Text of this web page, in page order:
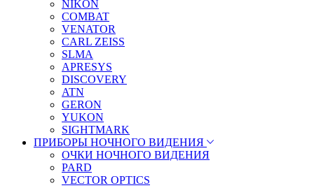
NIKON
COMBAT
VENATOR
CARL ZEISS
SLMA
APRESYS
DISCOVERY
ATN
GERON
YUKON
SIGHTMARK
ПРИБОРЫ НОЧНОГО ВИДЕНИЯ
ОЧКИ НОЧНОГО ВИДЕНИЯ
PARD
VECTOR OPTICS